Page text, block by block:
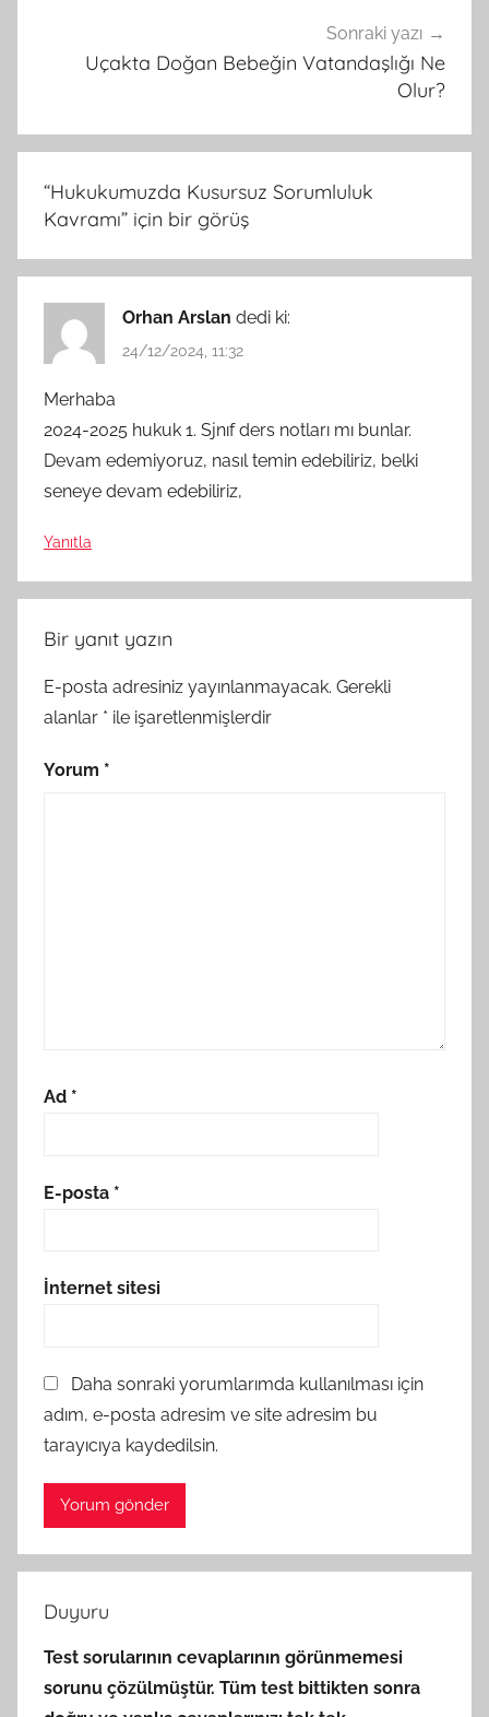
Sonraki yazı
Uçakta Doğan Bebeğin Vatandaşlığı Ne
Olur?
“Hukukumuzda Kusursuz Sorumluluk
Kavramı” için bir görüş
Orhan Arslan dedi ki:
24/12/2024, 11:32
Merhaba
2024-2025 hukuk 1. Sjnıf ders notları mı bunlar.
Devam edemiyoruz, nasıl temin edebiliriz, belki
seneye devam edebiliriz,
Yanıtla
Bir yanıt yazın
E-posta adresiniz yayınlanmayacak. Gerekli
alanlar * ile işaretlenmişlerdir
Yorum *
Ad *
E-posta *
İnternet sitesi
Daha sonraki yorumlarımda kullanılması için
adım, e-posta adresim ve site adresim bu
tarayıcıya kaydedilsin.
Duyuru
Test sorularının cevaplarının görünmemesi
sorunu çözülmüştür. Tüm test bittikten sonra